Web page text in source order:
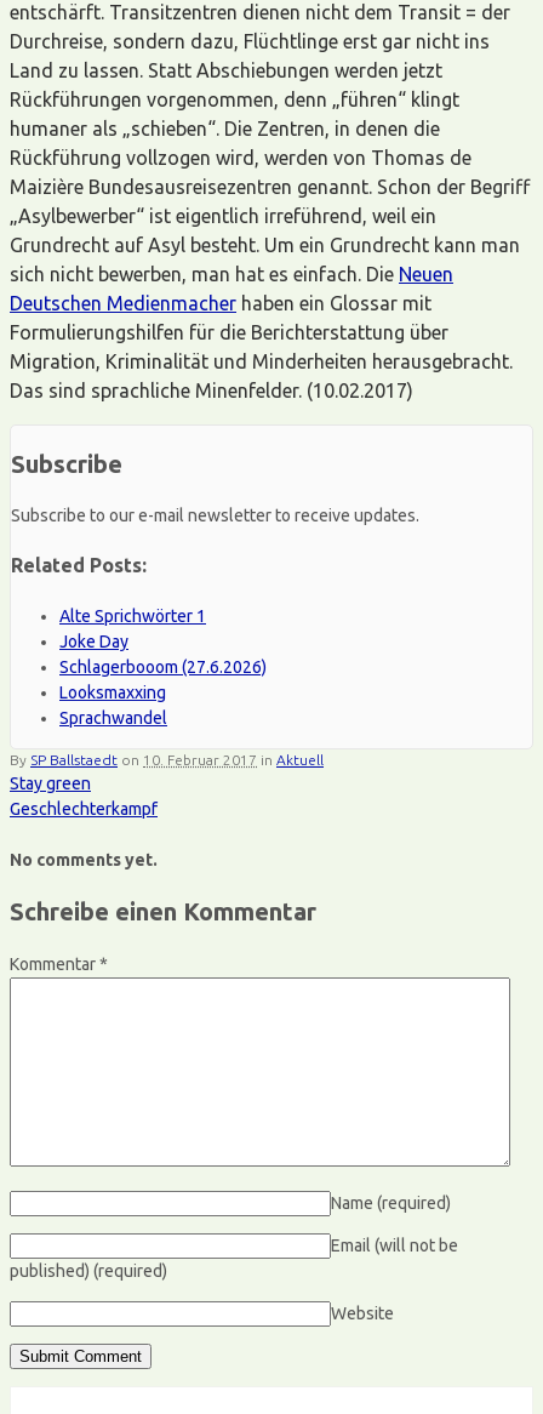
entschärft. Transitzentren dienen nicht dem Transit = der
Durchreise, sondern dazu, Flüchtlinge erst gar nicht ins
Land zu lassen. Statt Abschiebungen werden jetzt
Rückführungen vorgenommen, denn „führen“ klingt
humaner als „schieben“. Die Zentren, in denen die
Rückführung vollzogen wird, werden von Thomas de
Maizière Bundesausreisezentren genannt. Schon der Begriff
„Asylbewerber“ ist eigentlich irreführend, weil ein
Grundrecht auf Asyl besteht. Um ein Grundrecht kann man
sich nicht bewerben, man hat es einfach. Die Neuen
Deutschen Medienmacher haben ein Glossar mit
Formulierungshilfen für die Berichterstattung über
Migration, Kriminalität und Minderheiten herausgebracht.
Das sind sprachliche Minenfelder. (10.02.2017)
Subscribe
Subscribe to our e-mail newsletter to receive updates.
Related Posts:
Alte Sprichwörter 1
Joke Day
Schlagerbooom (27.6.2026)
Looksmaxxing
Sprachwandel
By SP Ballstaedt on 10. Februar 2017 in Aktuell
Stay green
Geschlechterkampf
No comments yet.
Schreibe einen Kommentar
Kommentar*
Name (required)
Email (will not be
published) (required)
Website